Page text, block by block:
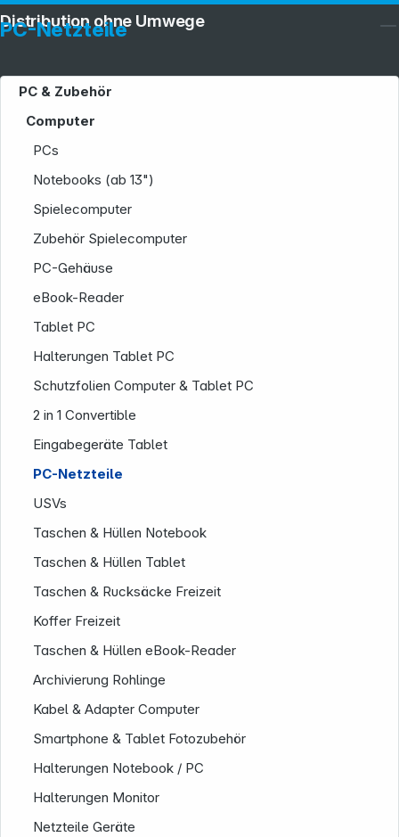
PC-Netzteile
PC & Zubehör
Computer
PCs
Notebooks (ab 13")
Spielecomputer
Zubehör Spielecomputer
PC-Gehäuse
eBook-Reader
Tablet PC
Halterungen Tablet PC
Schutzfolien Computer & Tablet PC
2 in 1 Convertible
Eingabegeräte Tablet
PC-Netzteile
USVs
Taschen & Hüllen Notebook
Taschen & Hüllen Tablet
Taschen & Rucksäcke Freizeit
Koffer Freizeit
Taschen & Hüllen eBook-Reader
Archivierung Rohlinge
Kabel & Adapter Computer
Smartphone & Tablet Fotozubehör
Halterungen Notebook / PC
Halterungen Monitor
Netzteile Geräte
Distribution ohne Umwege